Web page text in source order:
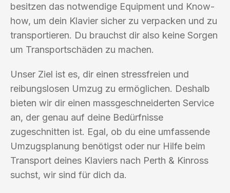
besitzen das notwendige Equipment und Know-
how, um dein Klavier sicher zu verpacken und zu
transportieren. Du brauchst dir also keine Sorgen
um Transportschäden zu machen.
Unser Ziel ist es, dir einen stressfreien und
reibungslosen Umzug zu ermöglichen. Deshalb
bieten wir dir einen massgeschneiderten Service
an, der genau auf deine Bedürfnisse
zugeschnitten ist. Egal, ob du eine umfassende
Umzugsplanung benötigst oder nur Hilfe beim
Transport deines Klaviers nach Perth & Kinross
suchst, wir sind für dich da.